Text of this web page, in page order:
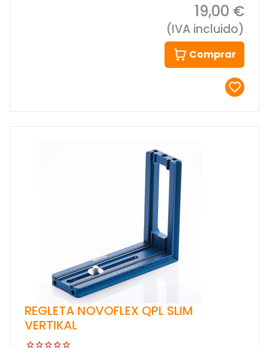
19,00 €
(IVA incluido)
Comprar
REGLETA NOVOFLEX QPL SLIM
VERTIKAL